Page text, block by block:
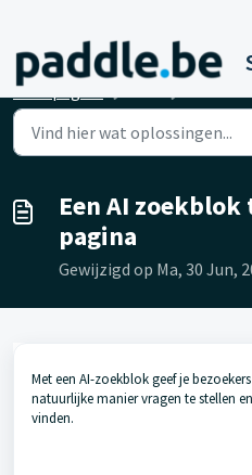
Doorgaan naar hoofdinhoud
Startpagina
Een AI zoekblok
pagina
Gewijzigd op Ma, 30 Jun,
Met een AI-zoekblok geef je
natuurlijke manier vragen te stellen
vinden.